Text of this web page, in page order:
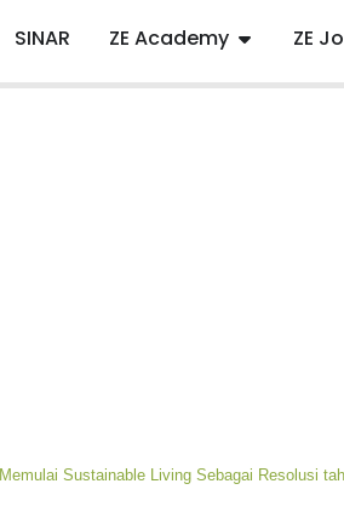
SINAR ZE Academy ZE
Memulai Sustainable Living Sebagai Resolusi